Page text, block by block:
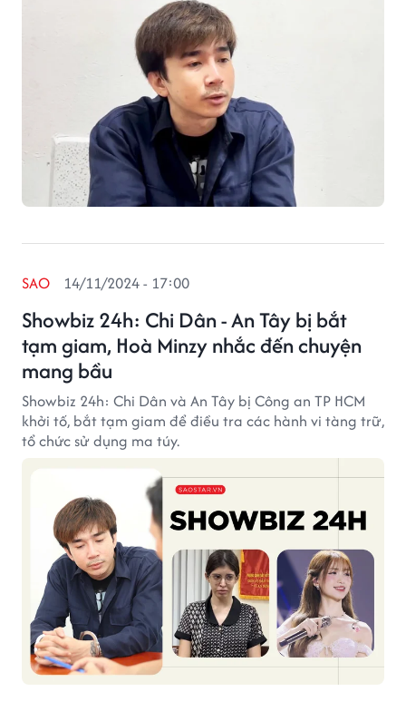
Showbiz 24h: Chi Dân - An Tây bị bắt
tạm giam, Hoà Minzy nhắc đến chuyện
mang bầu
SAO 14/11/2024 - 17:00
Showbiz 24h: Chi Dân và An Tây bị Công an TP HCM
khởi tố, bắt tạm giam để điều tra các hành vi tàng trữ,
tổ chức sử dụng ma túy.